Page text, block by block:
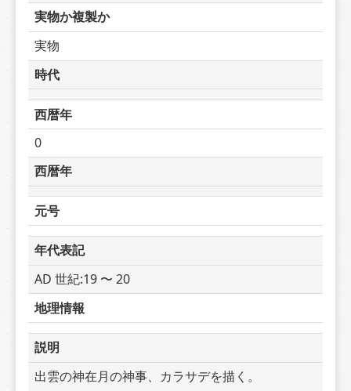
実物か複製か
実物
時代
西暦年
0
西暦年
元号
年代表記
AD 世紀:19 〜 20
地理情報
説明
出雲の神在月の神事、カラサデを描く。